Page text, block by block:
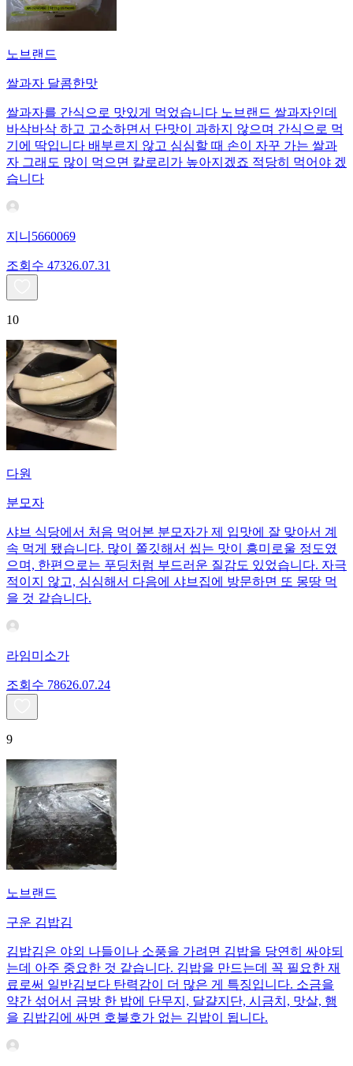
노브랜드
쌀과자 달콤한맛
쌀과자를 간식으로 맛있게 먹었습니다 노브랜드 쌀과자인데
바삭바삭 하고 고소하면서 단맛이 과하지 않으며 간식으로 먹
기에 딱입니다 배부르지 않고 심심할 때 손이 자꾸 가는 쌀과
자 그래도 많이 먹으면 칼로리가 높아지겠죠 적당히 먹어야 겠
습니다
지니5660069
조회수 47326.07.31
10
다원
분모자
샤브 식당에서 처음 먹어본 분모자가 제 입맛에 잘 맞아서 계
속 먹게 됐습니다. 많이 쫄깃해서 씹는 맛이 흥미로울 정도였
으며, 한편으로는 푸딩처럼 부드러운 질감도 있었습니다. 자극
적이지 않고, 심심해서 다음에 샤브집에 방문하면 또 몽땅 먹
을 것 같습니다.
라임미소가
조회수 78626.07.24
9
노브랜드
구운 김밥김
김밥김은 야외 나들이나 소풍을 가려면 김밥을 당연히 싸야되
는데 아주 중요한 것 같습니다. 김밥을 만드는데 꼭 필요한 재
료로써 일반김보다 탄력감이 더 많은 게 특징입니다. 소금을
약간 섞어서 금방 한 밥에 단무지, 달걀지단, 시금치, 맛살, 햄
을 김밥김에 싸면 호불호가 없는 김밥이 됩니다.